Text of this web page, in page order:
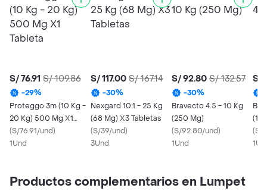
S/ 76.91 S/ 109.86
-29%
Proteggo 3m (10 Kg -
20 Kg) 500 Mg X1
Tableta
(S/76.91/und)
1Und
S/ 117.00 S/ 167.14
-30%
Nexgard 10.1 - 25 Kg
(68 Mg) X3 Tabletas
(S/39/und)
3Und
S/ 92.80 S/ 132.57
-30%
Bravecto 4.5 - 10 Kg
(250 Mg)
(S/92.80/und)
1Und
S/
(S/
Productos complementarios en Lumpet